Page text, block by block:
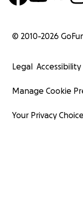
© 2010-2026
Legal
Manage Cookie
Your Privacy